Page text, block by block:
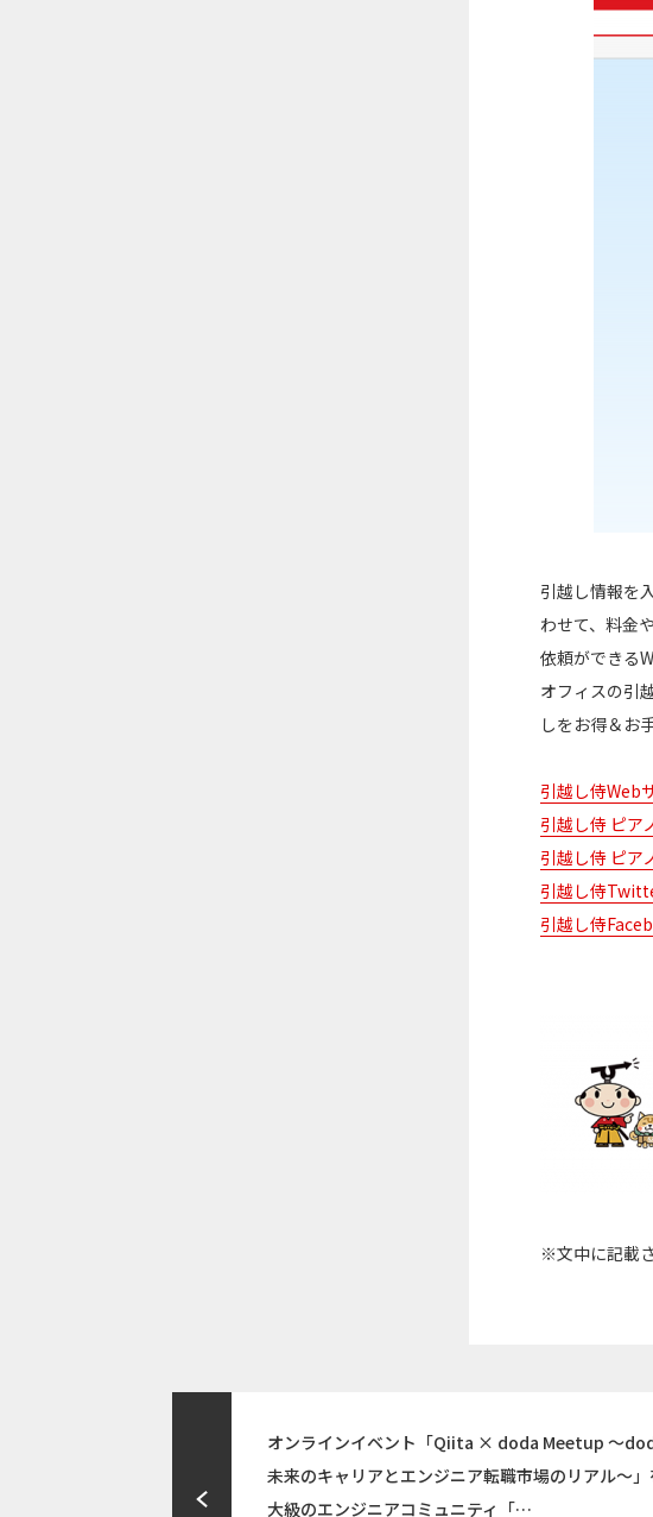
引越し情報を
わせて、料金
依頼ができる
オフィスの引
しをお得＆お
引越し侍Web
引越し侍 ピア
引越し侍 ピア
引越し侍
引越し侍
※文中に記載
オンラインイベント「Qiita × doda Meetup 〜
未来のキャリアとエンジニア転職市場のリアル〜
大級のエンジニアコミュニティ「…